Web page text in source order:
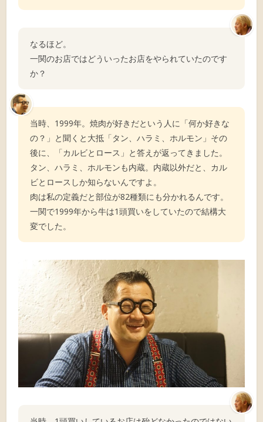
なるほど。
一関のお店ではどういったお店をやられていたのです
か？
当時、1999年。焼肉が好きだという人に「何か好きな
の？」と聞くと大抵「タン、ハラミ、ホルモン」その
後に、「カルビとロース」と答えが返ってきました。
タン、ハラミ、ホルモンも内蔵。内蔵以外だと、カル
ビとロースしか知らないんですよ。
肉は私の定義だと部位が82種類にも分かれるんです。
一関で1999年から牛は1頭買いをしていたので結構大
変でした。